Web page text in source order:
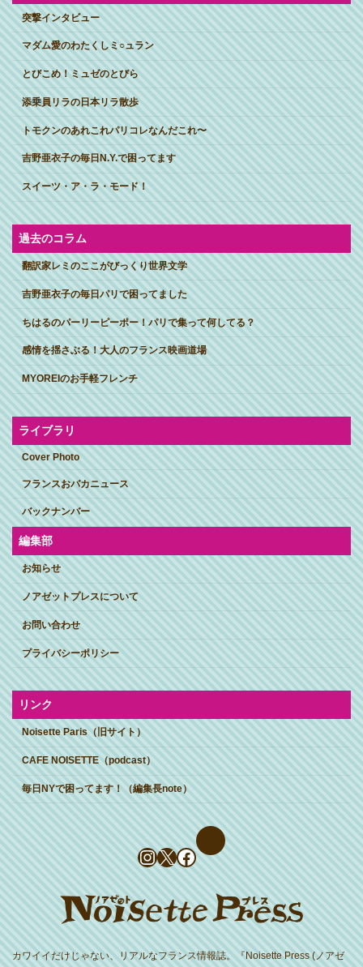
突撃インタビュー
マダム愛のわたくしミ○ュラン
とびこめ！ミュゼのとびら
添乗員リラの日本リラ散歩
トモクンのあれこれパリコレなんだこれ〜
吉野亜衣子の毎日N.Y.で困ってます
スイーツ・ア・ラ・モード！
過去のコラム
翻訳家レミのここがびっくり世界文学
吉野亜衣子の毎日パリで困ってました
ちはるのパーリーピーポー！パリで集って何してる？
感情を揺さぶる！大人のフランス映画道場
MYOREIのお手軽フレンチ
ライブラリ
Cover Photo
フランスおバカニュース
バックナンバー
編集部
お知らせ
ノアゼットプレスについて
お問い合わせ
プライバシーポリシー
リンク
Noisette Paris（旧サイト）
CAFE NOISETTE（podcast）
毎日NYで困ってます！（編集長note）
Instagram
X Facebook
カワイイだけじゃない、リアルなフランス情報誌。『Noisette Press (ノアゼ